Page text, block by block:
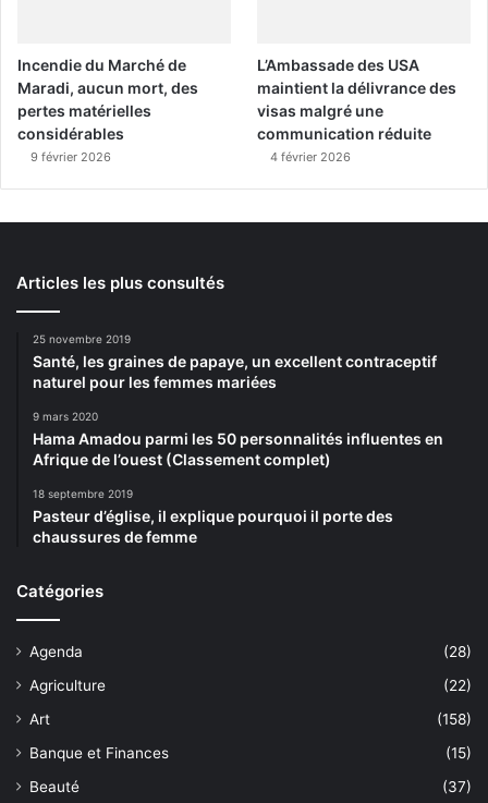
Incendie du Marché de
Maradi, aucun mort, des
pertes matérielles
considérables
9 février 2026
L’Ambassade des USA
maintient la délivrance des
visas malgré une
communication réduite
4 février 2026
Articles les plus consultés
25 novembre 2019
Santé, les graines de papaye, un excellent contraceptif
naturel pour les femmes mariées
9 mars 2020
Hama Amadou parmi les 50 personnalités influentes en
Afrique de l’ouest (Classement complet)
18 septembre 2019
Pasteur d’église, il explique pourquoi il porte des
chaussures de femme
Catégories
Agenda
(28)
Agriculture
(22)
Art
(158)
Banque et Finances
(15)
Beauté
(37)